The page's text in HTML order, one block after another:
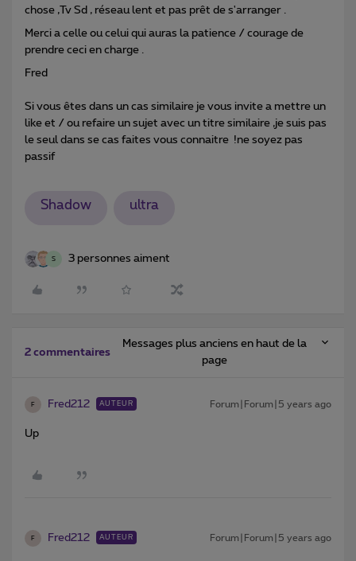
chose ,Tv Sd , réseau lent et pas prêt de s'arranger .
Merci a celle ou celui qui auras la patience / courage de
prendre ceci en charge .
Fred
Si vous êtes dans un cas similaire je vous invite a mettre un
like et / ou refaire un sujet avec un titre similaire ,je suis pas
le seul dans se cas faites vous connaitre !ne soyez pas
passif
Shadow ultra
S 3 personnes aiment
2 commentaires
Messages plus anciens en haut de la
page
F Fred212 AUTEUR Forum|Forum|5 years ago
Up
F Fred212 AUTEUR Forum|Forum|5 years ago